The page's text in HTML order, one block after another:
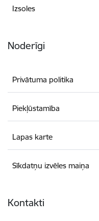
Izsoles
Noderīgi
Privātuma politika
Piekļūstamība
Lapas karte
Sīkdatņu izvēles maiņa
Kontakti